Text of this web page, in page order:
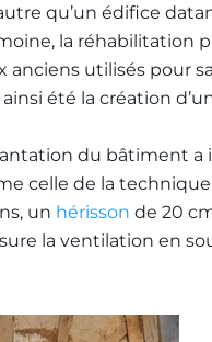
qu’un édifice
la réhabilitation
utilisés pour
été la création
du bâtiment a
celle de la
un hérisson de 20
la ventilation en